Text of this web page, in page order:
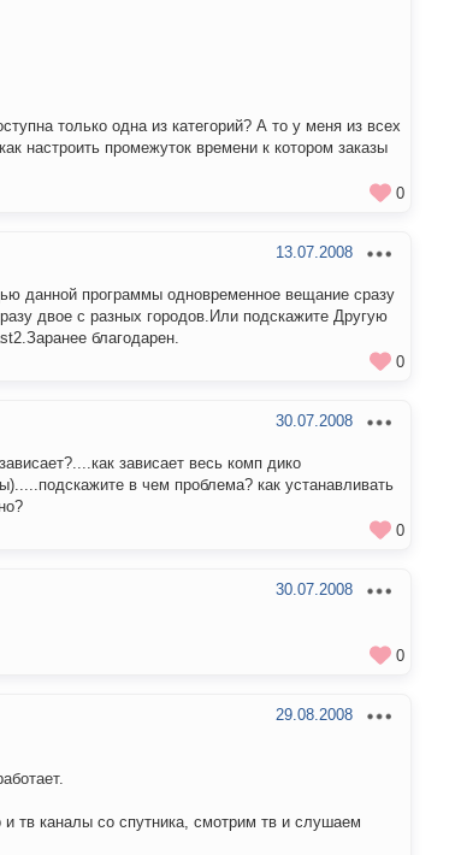
только одна из категорий? А то у меня из всех
настроить промежуток времени к котором заказы
0
13.07.2008
данной программы одновременное вещание сразу
двое с разных городов.Или подскажите Другую
благодарен.
0
30.07.2008
зависает весь комп дико
в чем проблема? как устанавливать
0
30.07.2008
0
29.08.2008
и тв каналы со спутника, смотрим тв и слушаем